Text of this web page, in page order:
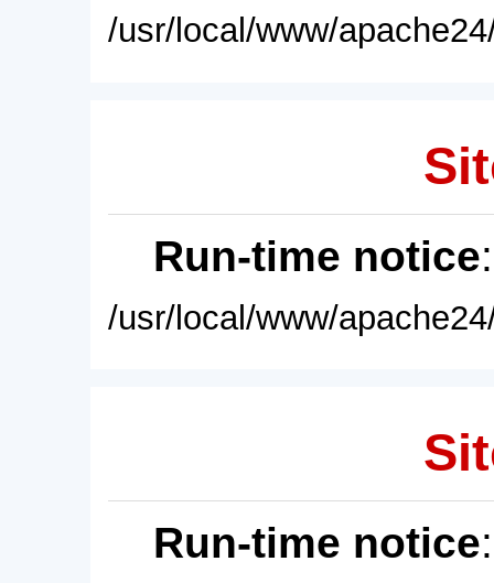
/usr/local/www/
Run-time notice
/usr/local/www/
Run-time notice